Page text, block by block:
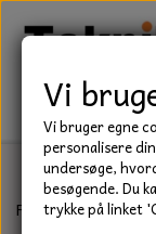
Forside Teknik
Vi
Vi bruger egne
personalisere
undersøge,
besøgende. Du
trykke på linket